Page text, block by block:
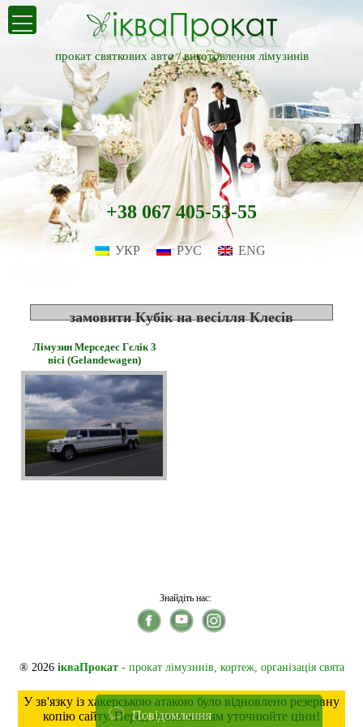
прокат святкових авто /виготовлення лімузинів
+38 067 405-53-55
УКР РУС ENG
замовити Кубік на весілля Клесів
Лімузин Мерседес Гєлік 3
вісі (Gelandewagen)
Знайдіть нас:
® 2026 ікваПрокат- прокат лімузинів, кортеж, організація свята
У зв'язку із хакерською атакою було відновлено резервну
копію сайту. Перед замовленням уточнюйте ціни!
Повідомлення